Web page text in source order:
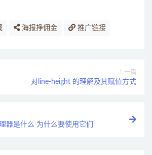
海报挣佣金 推广链接
上一篇
对line-height 的理解及其赋值方式
器是什么 为什么要使用它们